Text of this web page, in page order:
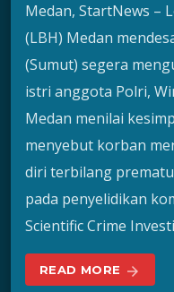
Medan, StartNews –
(LBH) Medan
(Sumut) segera
istri anggota Polri,
Medan menilai
menyebut korban
diri terbilang
pada penyelidikan
Scientific Crime
READ MORE arrow_forward